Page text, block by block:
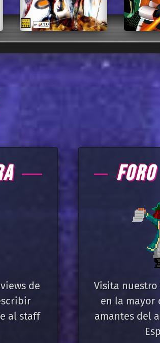
de
al staff
Visita
en la mayor
amantes del